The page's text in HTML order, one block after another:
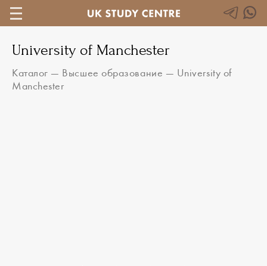
University of Manchester
Каталог — Высшее образование — University of
Manchester